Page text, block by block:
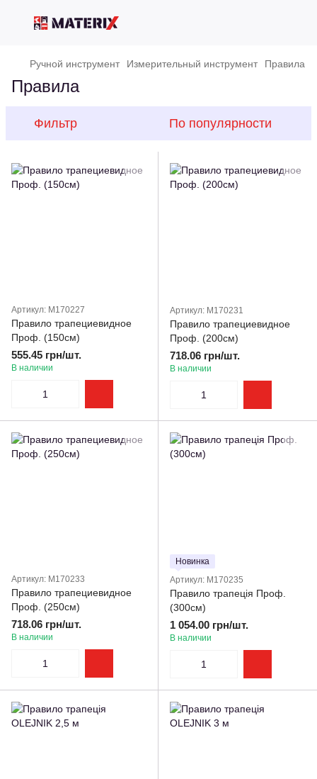
Ручной инструмент Измерительный инструмент Правила
Правила
Фильтр По популярности
Артикул: M170227
Правило трапециевидное
Проф. (150см)
555.45 грн/шт.
В наличии
Артикул: M170231
Правило трапециевидное
Проф. (200см)
718.06 грн/шт.
В наличии
Артикул: M170233
Правило трапециевидное
Проф. (250см)
718.06 грн/шт.
В наличии
Новинка
Артикул: M170235
Правило трапеція Проф.
(300см)
1 054.00 грн/шт.
В наличии